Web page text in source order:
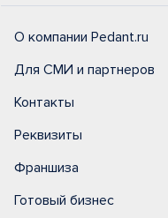
О компании Pedant.ru
Для СМИ и партнеров
Контакты
Реквизиты
Франшиза
Готовый бизнес